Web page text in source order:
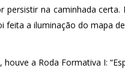
persistir na caminhada
feita a iluminação do mapa
houve a Roda Formativa I: